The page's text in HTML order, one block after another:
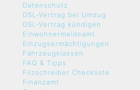
Datenschutz
DSL-Vertrag bei Umzug
DSL-Vertrag kündigen
Einwohnermeldeamt
Einzugsermächtigungen
Fahrzeugklassen
FAQ & Tipps
Filzschreiber Checkliste
Finanzamt